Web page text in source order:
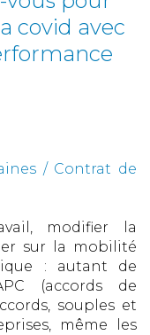
covid avec
/ Contrat de
modifier la
sur la mobilité
: autant de
(accords de
souples et
même les